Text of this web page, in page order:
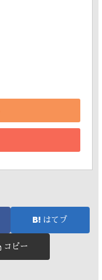
はてブ
コピー